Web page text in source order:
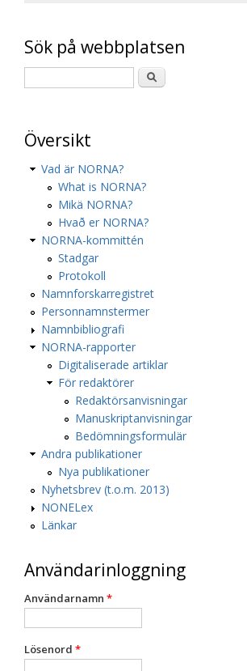
Sök på webbplatsen
Översikt
Vad är NORNA?
What is NORNA?
Mikä NORNA?
Hvað er NORNA?
NORNA-kommittén
Stadgar
Protokoll
Namnforskarregistret
Personnamnstermer
Namnbibliografi
NORNA-rapporter
Digitaliserade artiklar
För redaktörer
Redaktörsanvisningar
Manuskriptanvisningar
Bedömningsformulär
Andra publikationer
Nya publikationer
Nyhetsbrev (t.o.m. 2013)
NONELex
Länkar
Användarinloggning
Användarnamn *
Lösenord *